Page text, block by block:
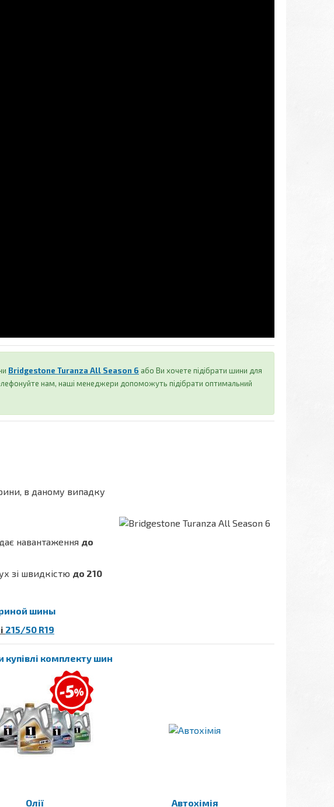
Bridgestone Turanza All Season 6 або Ви хочете підібрати шини для
нам, наші менеджери допоможуть підібрати оптимальний
в даному випадку
навантаження до
зі швидкістю до 210
шины
215/50 R19
купівлі комплекту шин
Олії Автохімія